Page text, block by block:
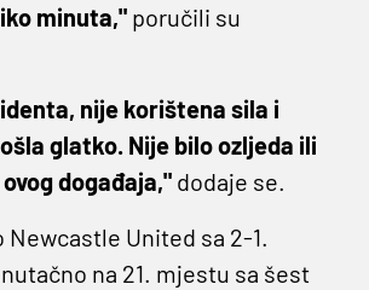
minuta," poručili su
nije korištena sila i
glatko. Nije bilo ozljeda ili
događaja," dodaje se.
Newcastle United sa 2-1.
na 21. mjestu sa šest